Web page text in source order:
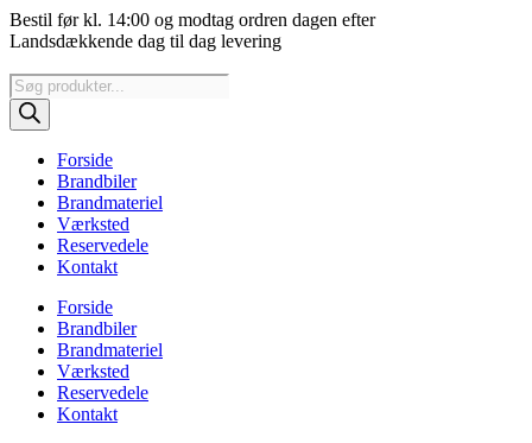
Videre
til
Bestil før kl. 14:00 og modtag ordren dagen efter
Landsdækkende dag til dag levering
Products
search
Forside
Brandbiler
Brandmateriel
Værksted
Reservedele
Kontakt
Forside
Brandbiler
Brandmateriel
Værksted
Reservedele
Kontakt